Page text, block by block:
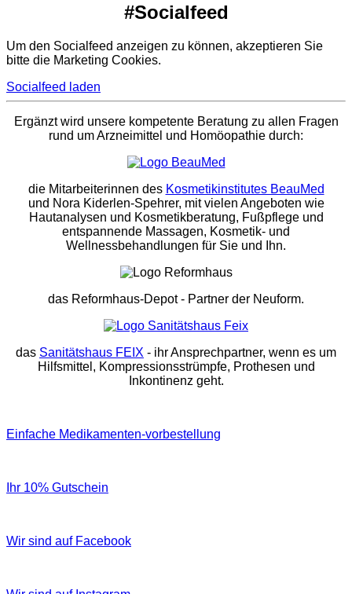
#Socialfeed
Um den Socialfeed anzeigen zu können, akzeptieren Sie
bitte die Marketing Cookies.
Socialfeed laden
Ergänzt wird unsere kompetente Beratung zu allen Fragen
rund um Arzneimittel und Homöopathie durch:
die Mitarbeiterinnen des Kosmetikinstitutes BeauMed
und Nora Kiderlen-Spehrer, mit vielen Angeboten wie
Hautanalysen und Kosmetikberatung, Fußpflege und
entspannende Massagen, Kosmetik- und
Wellnessbehandlungen für Sie und Ihn.
das Reformhaus-Depot- Partner der Neuform.
das Sanitätshaus FEIX - ihr Ansprechpartner, wenn es um
Hilfsmittel, Kompressionsstrümpfe, Prothesen und
Inkontinenz geht.
Einfache Medikamenten-vorbestellung
Ihr 10% Gutschein
Wir sind auf Facebook